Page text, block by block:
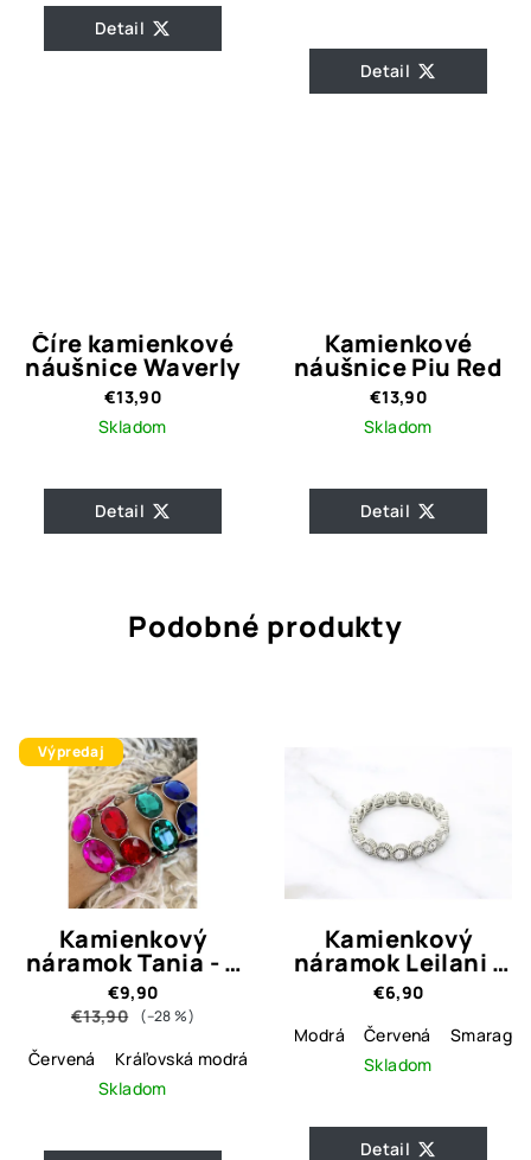
Detail
Detail
Číre kamienkové
náušnice Waverly
€13,90
Skladom
Detail
Kamienkové
náušnice Piu Red
€13,90
Skladom
Detail
Podobné produkty
Výpredaj
Kamienkový
náramok Tania - 4
farebné varianty
€9,90
€13,90
(–28 %)
Červená
Kráľovská modrá
Skladom
Kamienkový
náramok Leilani -
4 farebné varianty
€6,90
Modrá
Červená
Skladom
Detail